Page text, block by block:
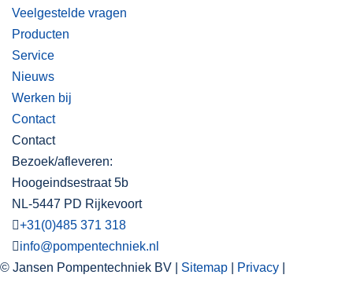
Veelgestelde vragen
Producten
Service
Nieuws
Werken bij
Contact
Contact
Bezoek/afleveren:
Hoogeindsestraat 5b
NL-5447 PD Rijkevoort
+31(0)485 371 318
info@pompentechniek.nl
© Jansen Pompentechniek BV | Sitemap Privacy